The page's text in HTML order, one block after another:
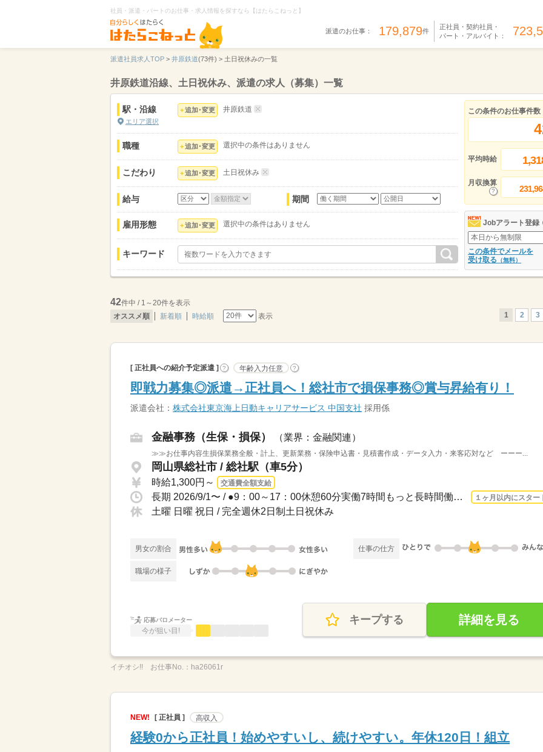
社員・派遣・パートのお仕事・求人情報を探すなら【はたらこねっと】
派遣のお仕事： 179,879件
正社員・契約社員・
パート・アルバイト：
派遣社員求人TOP > 井原鉄道(73件) > 土日祝休みの一覧
井原鉄道沿線、土日祝休み、派遣の求人（募集）一覧
駅・沿線
エリア選択
追加･変更 井原鉄道
職種 追加･変更 選択中の条件はありません
こだわり 追加･変更 土日祝休み
給与 期間
雇用形態 追加･変更 選択中の条件はありません
キーワード
この条件のお仕事件数
平均時給
月収換算
Jobアラート登録
この条件でメールを
受け取る （無料）
42件中 / 1～20件を表示
オススメ順
新着順 時給順 表示 1 2 3
[ 正社員への紹介予定派遣 ] ? 年齢入力任意 ?
即戦力募集◎派遣→正社員へ！総社市で損保事務◎賞与昇給有り！
派遣会社： 株式会社東京海上日動キャリアサービス 中国支社 採用係
金融事務（生保・損保） （業界：金融関連）
≫≫お仕事内容生損保業務全般・計上、更新業務・保険申込書・見積書作成・データ入力・来客応対など ーーー...
岡山県総社市 / 総社駅（車5分）
時給1,300円～ 交通費全額支給
長期 2026/9/1〜 / ●9：00～17：00休憩60分実働7時間もっと長時間働きたい！という方... １ヶ月以内にスター
土曜 日曜 祝日 / 完全週休2日制土日祝休み
男女の割合 仕事の仕方
職場の様子
応募バロメーター
今が狙い目!
キープする 詳細を見る
イチオシ!! お仕事No.： ha26061r
NEW! [ 正社員 ] 高収入
経験0から正社員！始めやすいし、続けやすい。年休120日！組立